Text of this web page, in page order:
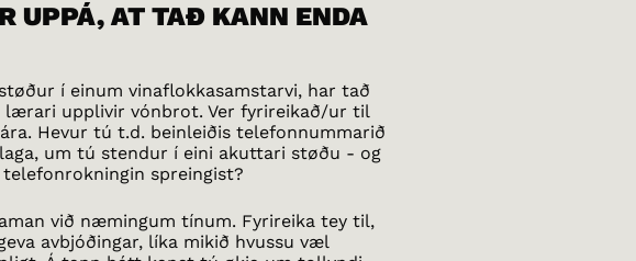
UPPÁ, AT TAÐ KANN ENDA
í einum vinaflokkasamstarvi, har tað
upplivir vónbrot. Ver fyrireikað/ur til
Hevur tú t.d. beinleiðis telefonnummarið
um tú stendur í eini akuttari støðu - og
spreingist?
við næmingum tínum. Fyrireika tey til,
avbjóðingar, líka mikið hvussu væl